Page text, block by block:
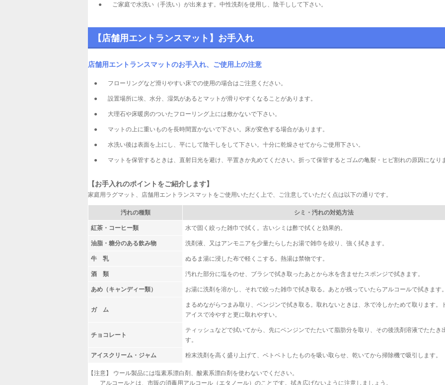
● ご家庭で水洗い（手洗い）が出来ます。中性洗剤を使用し、陰干しして下さい。
【店舗用エントランスマット】お手入れ
店舗用エントランスマットのお手入れ、ご使用上の注意
● フローリングなど滑りやすい床での使用の場合はご注意ください。
● 設置場所に埃、水分、湿気があるとマットが滑りやすくなることがあります。
● 大理石や床暖房のついたフローリング上には敷かないで下さい。
● マットの上に重いものを長時間置かないで下さい。床が変色する場合があります。
● 水洗い後は表面を上にし、平にして陰干しをして下さい。十分に乾燥させてからご使用下さい。
● マットを保管するときは、直射日光を避け、平置きか丸めてください。折って保管するとゴムの亀裂・ヒビ割れの原因になり
【お手入れのポイントをご紹介します】
家庭用ラグマット、店舗用エントランスマットをご使用いただく上で、ご注意していただく点は以下の通りです。
汚れの種類 シミ・汚れの対処方法
紅茶・コーヒー類 水で固く絞った雑巾で拭く。古いシミは酢で拭くと効果的。
油脂・糖分のある飲み物 洗剤液、又はアンモニアを少量たらしたお湯で雑巾を絞り、強く拭きます。
牛 乳 ぬるま湯に浸した布で軽くこする。熱湯は禁物です。
酒 類 汚れた部分に塩をのせ、ブラシで拭き取ったあとから水を含ませたスポンジで拭きます。
あめ（キャンディー類） お湯に洗剤を溶かし、それで絞った雑巾で拭き取る。あとが残っていたらアルコールで拭きます
ガ ム
まるめながらつまみ取り、ベンジンで拭き取る。取れないときは、氷で冷しかためて取ります。
アイスで冷やすと更に取れやすい。
チョコレート
ティッシュなどで拭いてから、先にベンジンでたたいて脂肪分を取り、その後洗剤溶液でたたき
す。
アイスクリーム・ジャム 粉末洗剤を高く盛り上げて、ベトベトしたものを吸い取らせ、乾いてから掃除機で吸引します。
【注意】 ウール製品には塩素系漂白剤、酸素系漂白剤を使わないでください。
アルコールとは、市販の消毒用アルコール（エタノール）のことです。拭き広げないように注意しましょう。